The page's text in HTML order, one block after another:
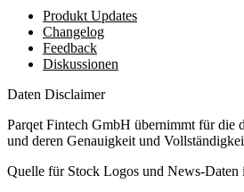
Produkt Updates
Changelog
Feedback
Diskussionen
Daten Disclaimer
Parqet Fintech GmbH übernimmt für die
und deren Genauigkeit und
Quelle für Stock Logos und News-Daten